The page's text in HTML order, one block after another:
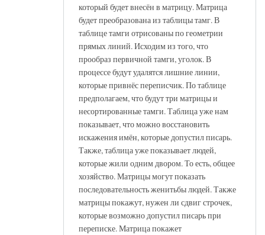
который будет внесён в матрицу. Матрица
будет преобразована из таблицы тамг. В
таблице тамги отрисованы по геометрии
прямых линий. Исходим из того, что
прообраз первичной тамги, уголок. В
процессе будут удалятся лишние линии,
которые привнёс переписчик. По таблице
предполагаем, что будут три матрицы и
несортированные тамги. Таблица уже нам
показывает, что можно восстановить
искажения имён, которые допустил писарь.
Также, таблица уже показывает людей,
которые жили одним двором. То есть, общее
хозяйство. Матрицы могут показать
последовательность женитьбы людей. Также
матрицы покажут, нужен ли сдвиг строчек,
которые возможно допустил писарь при
переписке. Матрица покажет